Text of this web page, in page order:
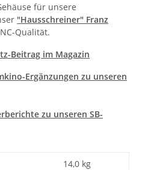
für unsere
"Hausschreiner" Franz
Qualität.
Beitrag im Magazin
Ergänzungen zu unseren
zu unseren SB-
14,0 kg